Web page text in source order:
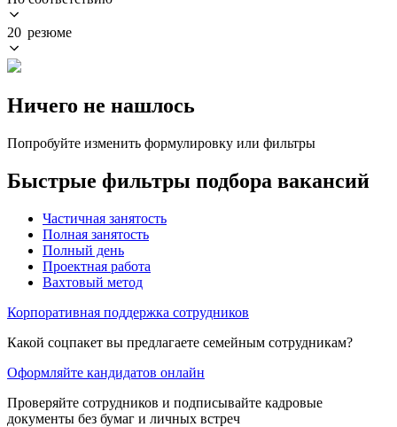
20 резюме
Ничего не нашлось
Попробуйте изменить формулировку или фильтры
Быстрые фильтры подбора вакансий
Частичная занятость
Полная занятость
Полный день
Проектная работа
Вахтовый метод
Корпоративная поддержка сотрудников
Какой соцпакет вы предлагаете семейным сотрудникам?
Оформляйте кандидатов онлайн
Проверяйте сотрудников и подписывайте кадровые
документы без бумаг и личных встреч